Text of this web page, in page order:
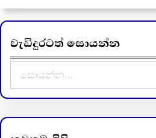
වැඩිදුරටත් සොයන්න
e
a
r